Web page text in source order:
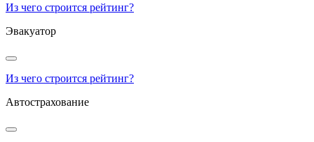
Из чего строится рейтинг?
Эвакуатор
Из чего строится рейтинг?
Автострахование